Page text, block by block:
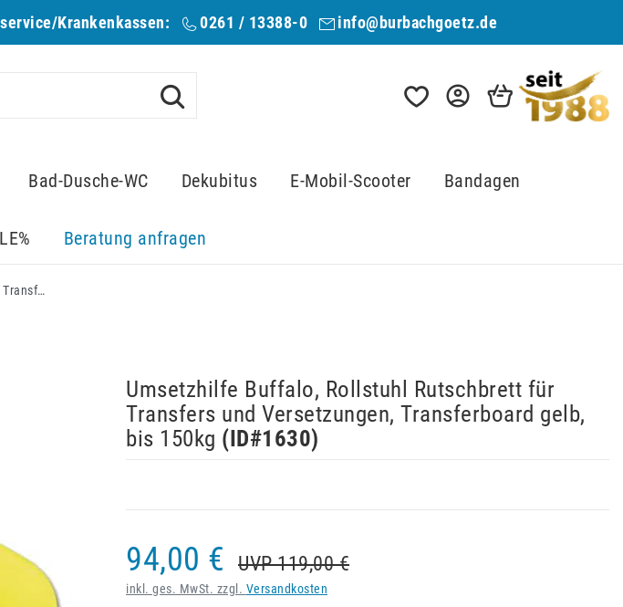
Krankenkassen: 0261 / 13388-0 info@burbachgoetz.de
Bad-Dusche-WC Dekubitus E-Mobil-Scooter Bandagen
Beratung anfragen
Umsetzhilfe Buffalo, Rollstuhl Rutschbrett für Transfers und Versetzungen, Transferboard gelb, bis 150kg
Umsetzhilfe Buffalo, Rollstuhl Rutschbrett für
Transfers und Versetzungen, Transferboard gelb,
bis 150kg (ID#1630)
94,00 € UVP 119,00 €
inkl. ges. MwSt. zzgl. Versandkosten